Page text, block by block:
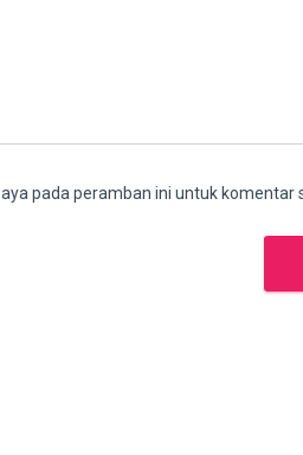
pada peramban ini untuk komentar